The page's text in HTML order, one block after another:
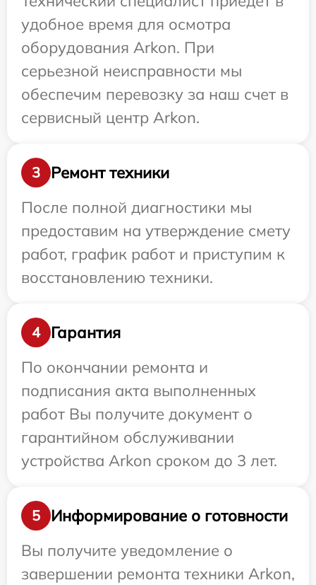
удобное время для осмотра
оборудования Arkon. При
серьезной неисправности мы
обеспечим перевозку за наш счет в
сервисный центр Arkon.
3
Ремонт техники
После полной диагностики мы
предоставим на утверждение смету
работ, график работ и приступим к
восстановлению техники.
4
Гарантия
По окончании ремонта и
подписания акта выполненных
работ Вы получите документ о
гарантийном обслуживании
устройства Arkon сроком до 3 лет.
5
Информирование о готовности
Вы получите уведомление о
завершении ремонта техники Arkon,